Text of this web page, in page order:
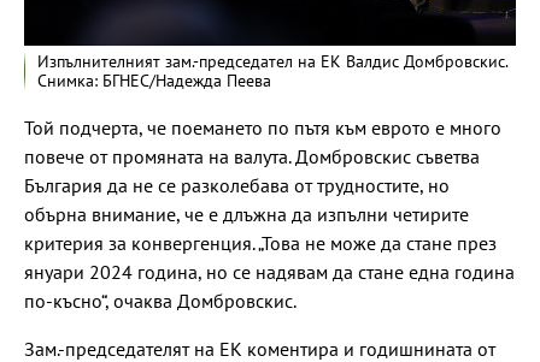
Изпълнителният зам.-председател на ЕК Валдис Домбровскис.
Снимка: БГНЕС/Надежда Пеева
Той подчерта, че поемането по пътя към еврото е много
повече от промяната на валута. Домбровскис съветва
България да не се разколебава от трудностите, но
обърна внимание, че е длъжна да изпълни четирите
критерия за конвергенция. „Това не може да стане през
януари 2024 година, но се надявам да стане една година
по-късно“, очаква Домбровскис.
Зам.-председателят на ЕК коментира и годишнината от